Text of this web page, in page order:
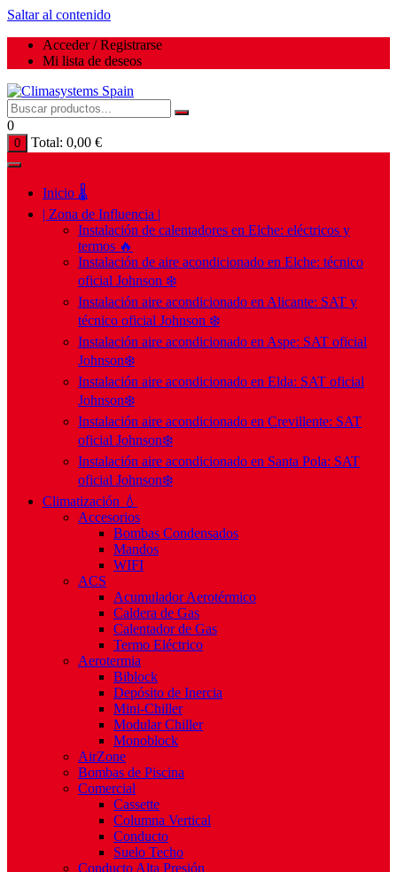
Saltar al contenido
Acceder / Registrarse
Mi lista de deseos
0
0 Total: 0,00 €
Inicio 🌡️
| Zona de Influencia |
Instalación de calentadores en Elche: eléctricos y
termos 🔥
Instalación de aire acondicionado en Elche: técnico
oficial Johnson ❄️
Instalación aire acondicionado en Alicante: SAT y
técnico oficial Johnson ❄️
Instalación aire acondicionado en Aspe: SAT oficial
Johnson❄️
Instalación aire acondicionado en Elda: SAT oficial
Johnson❄️
Instalación aire acondicionado en Crevillente: SAT
oficial Johnson❄️
Instalación aire acondicionado en Santa Pola: SAT
oficial Johnson❄️
Climatización 💧
Accesorios
Bombas Condensados
Mandos
WIFI
ACS
Acumulador Aerotérmico
Caldera de Gas
Calentador de Gas
Termo Eléctrico
Aerotermia
Biblock
Depósito de Inercia
Mini-Chiller
Modular Chiller
Monoblock
AirZone
Bombas de Piscina
Comercial
Cassette
Columna Vertical
Conducto
Suelo Techo
Conducto Alta Presión